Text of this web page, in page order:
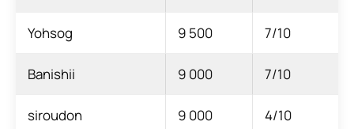
Yohsog 9 500 7/10
Banishii 9 000 7/10
siroudon 9 000 4/10